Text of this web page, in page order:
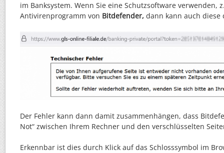
im Banksystem. Wenn Sie eine Schutzsoftware verwenden,
Antivirenprogramm von Bitdefender, dann kann auch diese
Der Fehler kann dann damit zusammenhängen, dass
Not“ zwischen Ihrem Rechner und den verschlüsselten
Erkennbar ist dies durch Klick auf das Schlosssymbol im